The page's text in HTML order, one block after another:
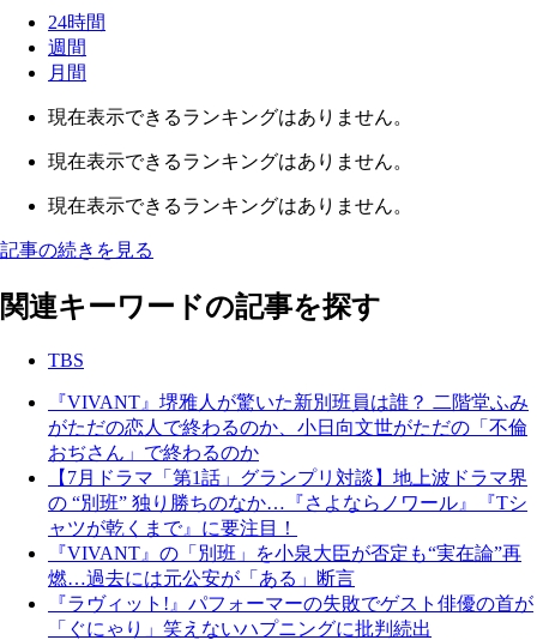
24時間
週間
月間
現在表示できるランキングはありません。
現在表示できるランキングはありません。
現在表示できるランキングはありません。
記事の続きを見る
関連キーワードの記事を探す
TBS
『VIVANT』堺雅人が驚いた新別班員は誰？ 二階堂ふみ
がただの恋人で終わるのか、小日向文世がただの「不倫
おぢさん」で終わるのか
【7月ドラマ「第1話」グランプリ対談】地上波ドラマ界
の “別班” 独り勝ちのなか…『さよならノワール』『Tシ
ャツが乾くまで』に要注目！
『VIVANT』の「別班」を小泉大臣が否定も“実在論”再
燃…過去には元公安が「ある」断言
『ラヴィット!』パフォーマーの失敗でゲスト俳優の首が
「ぐにゃり」笑えないハプニングに批判続出